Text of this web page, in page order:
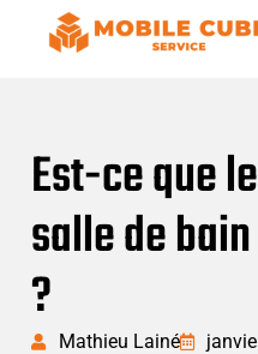
Est-ce que
salle de
?
Mathieu Lainé